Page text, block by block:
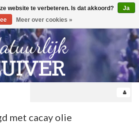
0
met cacay olie
website te verbeteren. Is dat akkoord?
Ja
Meer over cookies »